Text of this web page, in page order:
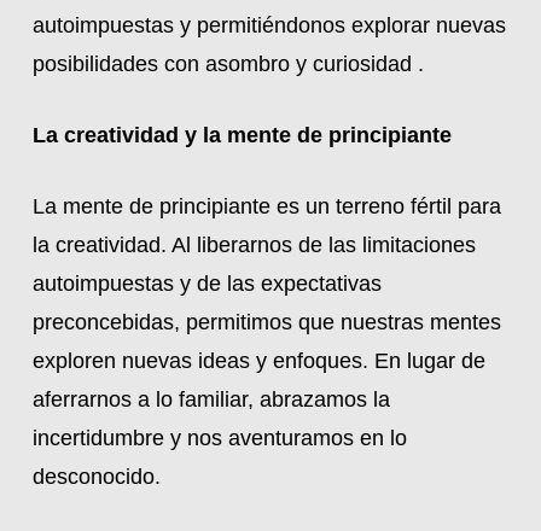
autoimpuestas y permitiéndonos explorar nuevas
posibilidades con asombro y curiosidad .
La creatividad y la mente de principiante
La mente de principiante es un terreno fértil para
la creatividad. Al liberarnos de las limitaciones
autoimpuestas y de las expectativas
preconcebidas, permitimos que nuestras mentes
exploren nuevas ideas y enfoques. En lugar de
aferrarnos a lo familiar, abrazamos la
incertidumbre y nos aventuramos en lo
desconocido.